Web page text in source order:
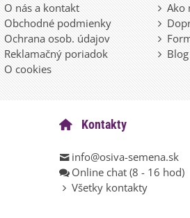
O nás a kontakt
Obchodné podmienky
Ochrana osob. údajov
Reklamačný poriadok
O cookies
Ako
Blog
Kontakty
info@osiva-semena.sk
Online chat (8 - 16 hod)
Všetky kontakty